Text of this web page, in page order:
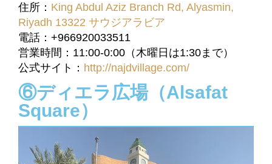
住所： King Abdul Aziz Branch Rd, Alyasmin,
Riyadh 13322 サウジアラビア
電話：+966920033511
営業時間：11:00‐0:00（木曜日は1:30まで）
公式サイト： http://najdvillage.com/
⑥ディエラ広場（Alsafat
Square）